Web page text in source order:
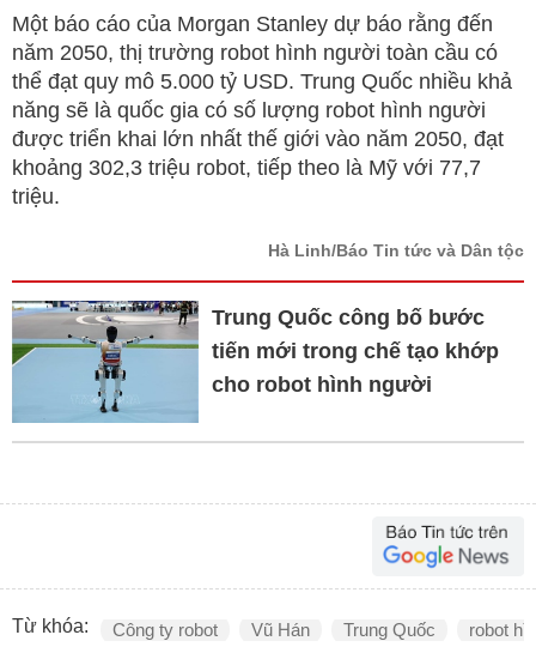
Một báo cáo của Morgan Stanley dự báo rằng đến
năm 2050, thị trường robot hình người toàn cầu có
thể đạt quy mô 5.000 tỷ USD. Trung Quốc nhiều khả
năng sẽ là quốc gia có số lượng robot hình người
được triển khai lớn nhất thế giới vào năm 2050, đạt
khoảng 302,3 triệu robot, tiếp theo là Mỹ với 77,7
triệu.
Hà Linh/Báo Tin tức và Dân tộc
Trung Quốc công bố bước
tiến mới trong chế tạo khớp
cho robot hình người
Từ khóa: Công ty robot Vũ Hán Trung Quốc robot